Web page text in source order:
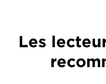
Les